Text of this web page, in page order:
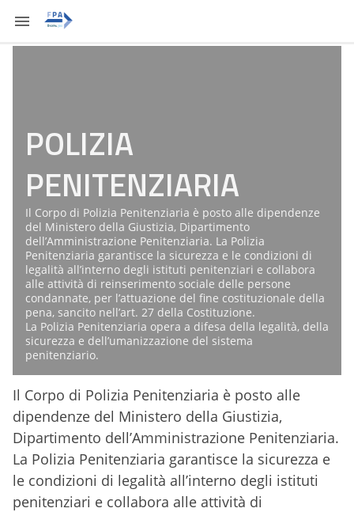
POLIZIA
PENITENZIARIA
Il Corpo di Polizia Penitenziaria è posto alle dipendenze
del Ministero della Giustizia, Dipartimento
dell’Amministrazione Penitenziaria. La Polizia
Penitenziaria garantisce la sicurezza e le condizioni di
legalità all’interno degli istituti penitenziari e collabora
alle attività di reinserimento sociale delle persone
condannate, per l’attuazione del fine costituzionale della
pena, sancito nell’art. 27 della Costituzione.
La Polizia Penitenziaria opera a difesa della legalità, della
sicurezza e dell’umanizzazione del sistema
penitenziario.
Il Corpo di Polizia Penitenziaria è posto alle
dipendenze del Ministero della Giustizia,
Dipartimento dell’Amministrazione Penitenziaria.
La Polizia Penitenziaria garantisce la sicurezza e
le condizioni di legalità all’interno degli istituti
penitenziari e collabora alle attività di